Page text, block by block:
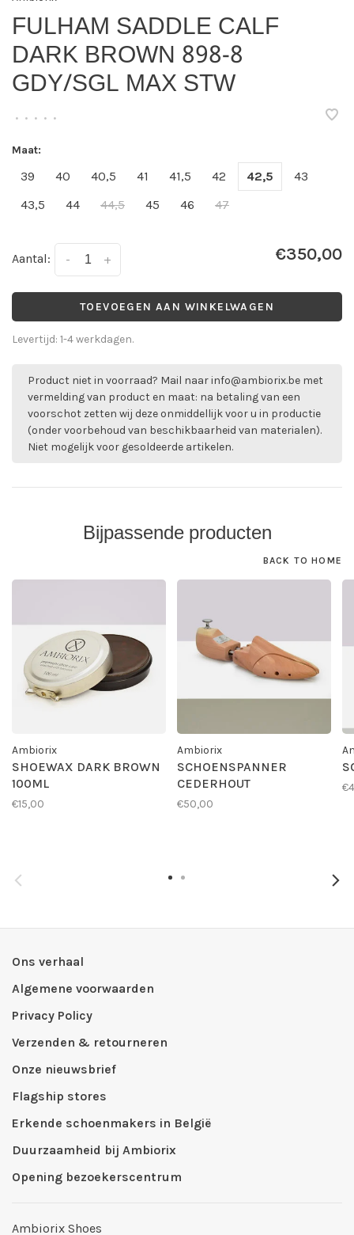
FULHAM SADDLE CALF
DARK BROWN 898-8
GDY/SGL MAX STW
• • • • •
Maat:
39 40 40,5 41 41,5 42 42,5
43
43,5
44 44,5 45 46 47
Aantal: +
- €350,00
TOEVOEGEN AAN WINKELWAGEN
Levertijd: 1-4 werkdagen.
Product niet in voorraad? Mail naarinfo@ambiorix.be met
vermelding van product en maat: na betaling van een
voorschot zetten wij deze onmiddellijk voor u in productie
(onder voorbehoud van beschikbaarheid van materialen).
Niet mogelijk voor gesoldeerde artikelen.
Bijpassende producten
BACK TO HOME
Ambiorix
SHOEWAX DARK BROWN
100ML
€15,00
Ambiorix
SCHOENSPANNER
CEDERHOUT
€50,00
Ons verhaal
Algemene voorwaarden
Privacy Policy
Verzenden & retourneren
Onze nieuwsbrief
Flagship stores
Erkende schoenmakers in België
Duurzaamheid bij Ambiorix
Opening bezoekerscentrum
Ambiorix Shoes